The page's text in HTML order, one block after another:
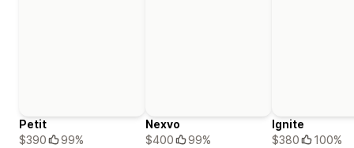
Petit
$390
99%
Nexvo
$400
99%
Ignite
$380
100%